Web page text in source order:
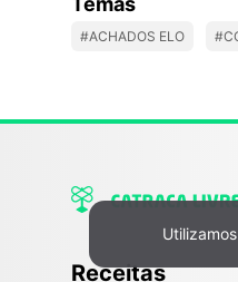
#ACHADOS ELO
Receitas
Política